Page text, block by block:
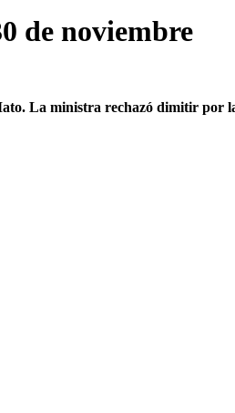
de noviembre
La ministra rechazó dimitir por